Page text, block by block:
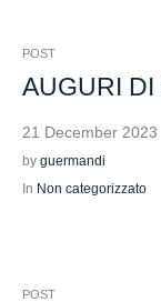
POST
AUGURI
21 December 2023
by guermandi
In Non categorizzato
POST